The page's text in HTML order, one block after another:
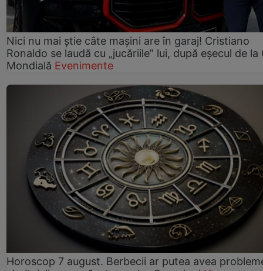
Nici nu mai știe câte mașini are în garaj! Cristiano
Ronaldo se laudă cu „jucăriile” lui, după eșecul de la
Mondială Evenimente
Horoscop 7 august. Berbecii ar putea avea